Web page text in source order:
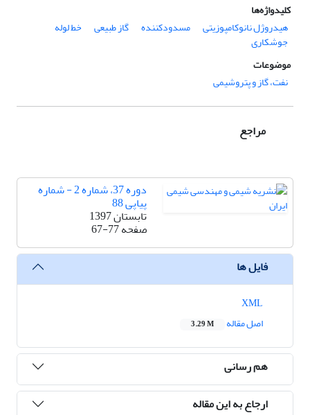
کلیدواژه‌ها
هیدروژل نانوکامپوزیتی
مسدودکننده گاز طبیعی خط لوله
جوشکاری
موضوعات
نفت، گاز و پتروشیمی
مراجع
دوره 37، شماره 2 - شماره
پیاپی 88
تابستان 1397
صفحه67-77
فایل ها
اصل مقاله
3.29 M
هم رسانی
ارجاع به این مقاله